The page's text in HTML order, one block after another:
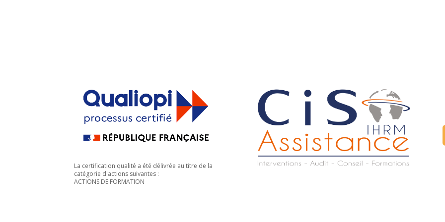
La certification qualité a été délivrée au titre de la
catégorie d'actions suivantes :
ACTIONS DE FORMATION